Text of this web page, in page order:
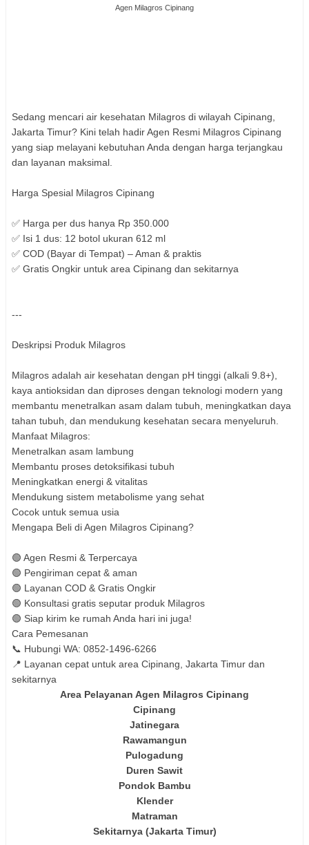
Agen Milagros Cipinang
Sedang mencari air kesehatan Milagros di wilayah Cipinang,
Jakarta Timur? Kini telah hadir Agen Resmi Milagros Cipinang
yang siap melayani kebutuhan Anda dengan harga terjangkau
dan layanan maksimal.
Harga Spesial Milagros Cipinang
✅ Harga per dus hanya Rp 350.000
✅ Isi 1 dus: 12 botol ukuran 612 ml
✅ COD (Bayar di Tempat) – Aman & praktis
✅ Gratis Ongkir untuk area Cipinang dan sekitarnya
---
Deskripsi Produk Milagros
Milagros adalah air kesehatan dengan pH tinggi (alkali 9.8+),
kaya antioksidan dan diproses dengan teknologi modern yang
membantu menetralkan asam dalam tubuh, meningkatkan daya
tahan tubuh, dan mendukung kesehatan secara menyeluruh.
Manfaat Milagros:
Menetralkan asam lambung
Membantu proses detoksifikasi tubuh
Meningkatkan energi & vitalitas
Mendukung sistem metabolisme yang sehat
Cocok untuk semua usia
Mengapa Beli di Agen Milagros Cipinang?
🟢 Agen Resmi & Terpercaya
🟢 Pengiriman cepat & aman
🟢 Layanan COD & Gratis Ongkir
🟢 Konsultasi gratis seputar produk Milagros
🟢 Siap kirim ke rumah Anda hari ini juga!
Cara Pemesanan
📞 Hubungi WA: 0852-1496-6266
📍 Layanan cepat untuk area Cipinang, Jakarta Timur dan
sekitarnya
Area Pelayanan Agen Milagros Cipinang
Cipinang
Jatinegara
Rawamangun
Pulogadung
Duren Sawit
Pondok Bambu
Klender
Matraman
Sekitarnya (Jakarta Timur)